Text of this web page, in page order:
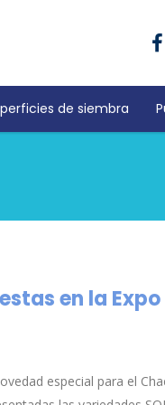
de siembra
en la Expo
especial para el